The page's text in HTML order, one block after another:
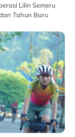
Lilin Semeru
Tahun Baru